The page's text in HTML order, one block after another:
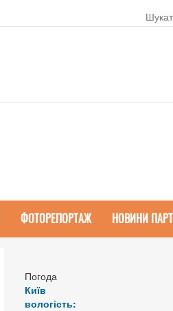
ФОТОРЕПОРТАЖ НОВИНИ
Погода
Київ
вологість: